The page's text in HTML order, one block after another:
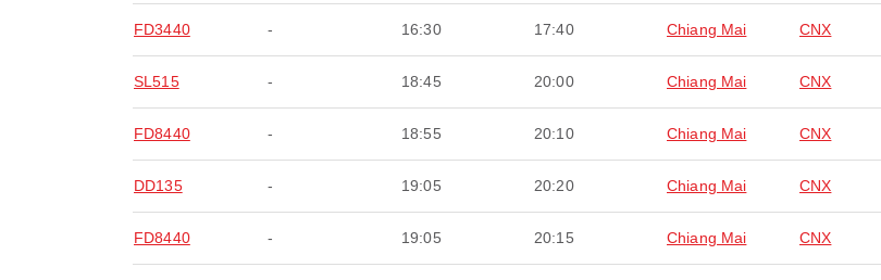
FD3440 - 16:30 17:40 Chiang Mai CNX
SL515 - 18:45 20:00 Chiang Mai CNX
FD8440 - 18:55 20:10 Chiang Mai CNX
DD135 - 19:05 20:20 Chiang Mai CNX
FD8440 - 19:05 20:15 Chiang Mai CNX